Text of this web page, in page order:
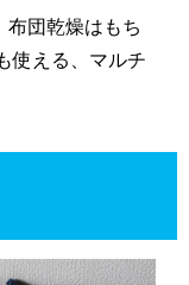
布団乾燥はもち
使える、マルチ